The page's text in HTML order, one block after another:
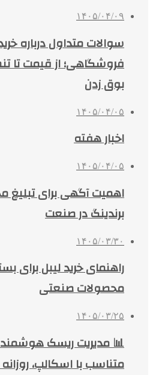
۱۴۰۵/۰۴/۰۹
سوالات متداول درباره
فروشگاهی؛ از قیمت تا
بوق زدن
۱۴۰۵/۰۴/۰۵
اخبار هفته
۱۴۰۵/۰۴/۰۵
اهمیت آگهی برای
برندینگ در صنعت
۱۴۰۵/۰۳/۳۰
راهنمای خرید لیبل برای
محصولات صنعتی
۱۴۰۵/۰۳/۲۵
📊 مدیریت ریسک
متناسب با اسکالپ،